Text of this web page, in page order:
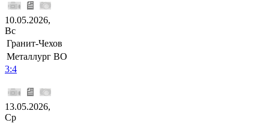
10.05.2026,
Вс
Гранит-Чехов
Металлург ВО
3:4
13.05.2026,
Ср